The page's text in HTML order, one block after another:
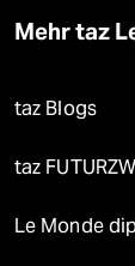
Mehr taz
taz Blogs
taz
Le Monde